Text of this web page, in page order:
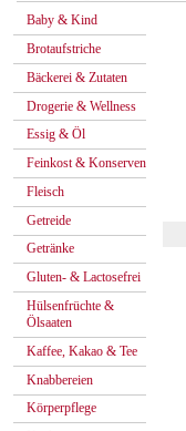
Baby & Kind
Brotaufstriche
Bäckerei & Zutaten
Drogerie & Wellness
Essig & Öl
Feinkost & Konserven
Fleisch
Getreide
Getränke
Gluten- & Lactosefrei
Hülsenfrüchte &
Ölsaaten
Kaffee, Kakao & Tee
Knabbereien
Körperpflege